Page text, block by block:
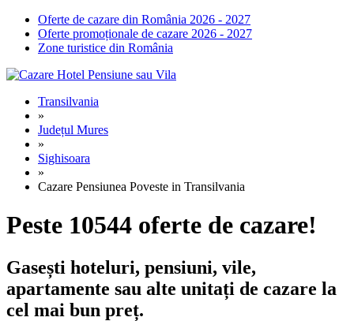
Oferte de cazare din România 2026 - 2027
Oferte promoționale de cazare 2026 - 2027
Zone turistice din România
Transilvania
»
Județul Mures
»
Sighisoara
»
Cazare Pensiunea Poveste in Transilvania
Peste 10544 oferte de cazare!
Gasești hoteluri, pensiuni, vile,
apartamente sau alte unitați de cazare la
cel mai bun preț.